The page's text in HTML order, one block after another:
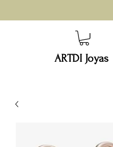
ARTDI Joyas